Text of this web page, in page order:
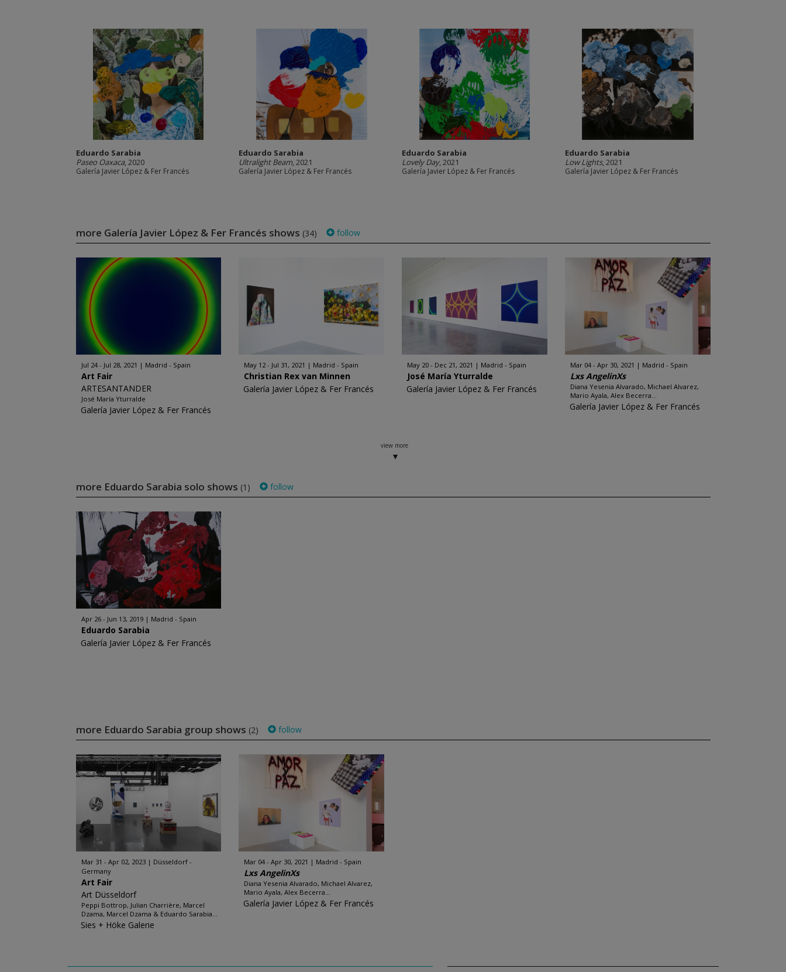
Eduardo Sarabia
Paseo Oaxaca, 2020
Galería Javier López & Fer Francés
Eduardo Sarabia
Ultralight Beam, 2021
Galería Javier López & Fer Francés
Eduardo Sarabia
Lovely Day, 2021
Galería Javier López & Fer Francés
Eduardo Sarabia
Low Lights, 2021
Galería Javier López & Fer Francés
more Galería Javier López & Fer Francés shows (34) follow
Jul 24 - Jul 28, 2021 Madrid - Spain
Art Fair
ARTESANTANDER
José María Yturralde
Galería Javier López & Fer Francés
May 12 - Jul 31, 2021 Madrid - Spain
Christian Rex van Minnen
Galería Javier López & Fer Francés
May 20 - Dec 21, 2021 Madrid - Spain
José María Yturralde
Galería Javier López & Fer Francés
Mar 04 - Apr 30, 2021 Madrid - Spain
Lxs AngelinXs
Diana Yesenia Alvarado, Michael Alvarez,
Mario Ayala, Alex Becerra...
Galería Javier López & Fer Francés
view more
more Eduardo Sarabia solo shows (1) follow
Apr 26 - Jun 13, 2019 Madrid - Spain
Eduardo Sarabia
Galería Javier López & Fer Francés
more Eduardo Sarabia group shows (2) follow
Mar 31 - Apr 02, 2023
Düsseldorf -
Germany
Art Fair
Art Düsseldorf
Peppi Bottrop, Julian Charrière, Marcel
Dzama, Marcel Dzama & Eduardo Sarabia...
Sies + Höke Galerie
Mar 04 - Apr 30, 2021 Madrid - Spain
Lxs AngelinXs
Diana Yesenia Alvarado, Michael Alvarez,
Mario Ayala, Alex Becerra...
Galería Javier López & Fer Francés